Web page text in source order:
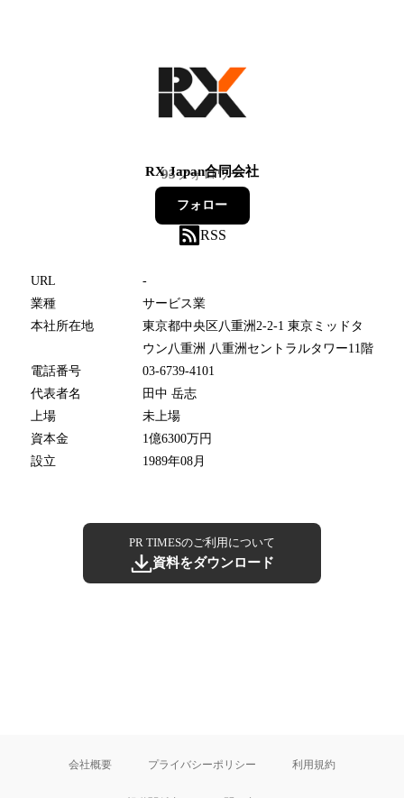
RX Japan合同会社
93フォロワー
フォロー
RSS
URL
-
業種
サービス業
本社所在地
東京都中央区八重洲2-2-1 東京ミッドタ
ウン八重洲 八重洲セントラルタワー11階
電話番号
03-6739-4101
代表者名
田中 岳志
上場
未上場
資本金
1億6300万円
設立
1989年08月
PR TIMESのご利用について
資料をダウンロード
会社概要 プライバシーポリシー 利用規約